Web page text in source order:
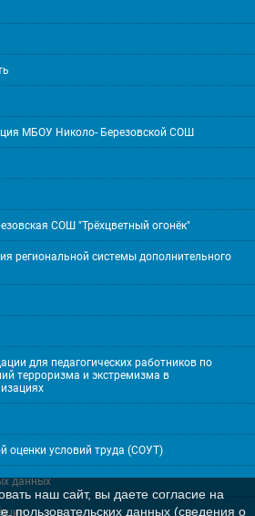
МБОУ Николо- Березовской СОШ
СОШ "Трёхцветный огонёк"
региональной системы дополнительного
для педагогических работников по
терроризма и экстремизма в
оценки условий труда (СОУТ)
данных
наш сайт, вы даете согласие на
пользовательских данных (сведения о